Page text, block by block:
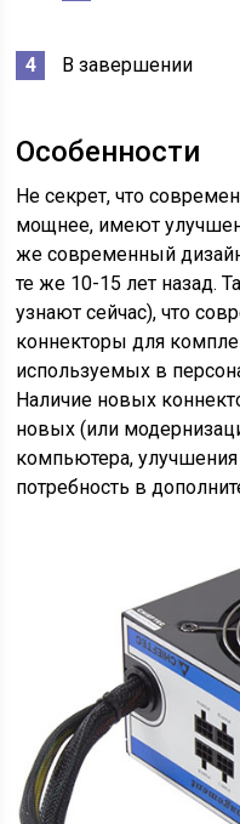
В завершении
Особенности
Не секрет, что
мощнее, имеют
же современный
те же 10-15 лет назад.
узнают сейчас), что
коннекторы для
используемых в
Наличие новых
новых (или
компьютера,
потребность в